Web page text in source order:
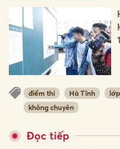
điểm thi Hà Tĩnh
không chuyên
Đọc tiếp